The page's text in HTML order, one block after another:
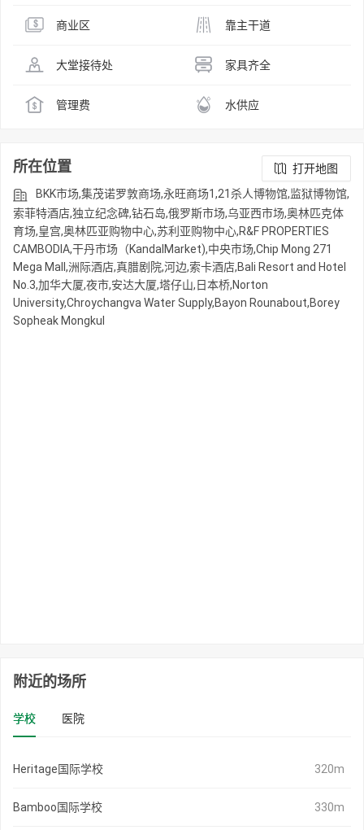
商业区 靠主干道
大堂接待处 家具齐全
管理费 水供应
所在位置
打开地图
BKK市场,集茂诺罗敦商场,永旺商场1,21杀人博物馆,监狱博物馆,
索菲特酒店,独立纪念碑,钻石岛,俄罗斯市场,乌亚西市场,奥林匹克体
育场,皇宫,奥林匹亚购物中心,苏利亚购物中心,R&F PROPERTIES
CAMBODIA,干丹市场（KandalMarket),中央市场,Chip Mong 271
Mega Mall,洲际酒店,真腊剧院,河边,索卡酒店,Bali Resort and Hotel
No.3,加华大厦,夜市,安达大厦,塔仔山,日本桥,Norton
University,Chroychangva Water Supply,Bayon Rounabout,Borey
Sopheak Mongkul
附近的场所
学校 医院
Heritage国际学校 320m
Bamboo国际学校 330m